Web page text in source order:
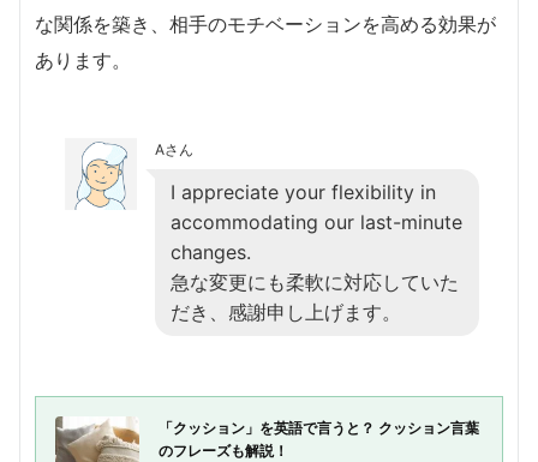
な関係を築き、相手のモチベーションを高める効果が
あります。
Aさん
I appreciate your flexibility in
accommodating our last-minute
changes.
急な変更にも柔軟に対応していた
だき、感謝申し上げます。
「クッション」を英語で言うと？ クッション言葉
のフレーズも解説！